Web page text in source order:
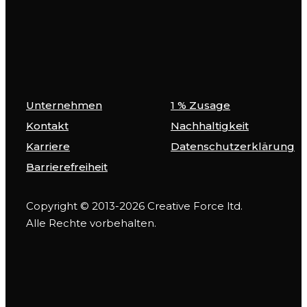
Unternehmen
1 % Zusage
Kontakt
Nachhaltigkeit
Karriere
Datenschutzerklärung
Barrierefreiheit
Copyright © 2013-2026 Creative Force ltd.
Alle Rechte vorbehalten.